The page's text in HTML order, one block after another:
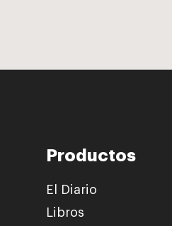
Productos
El Diario
Libros